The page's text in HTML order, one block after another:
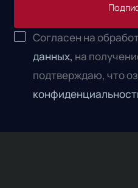
Согласен на
данных, на
подтверждаю, что